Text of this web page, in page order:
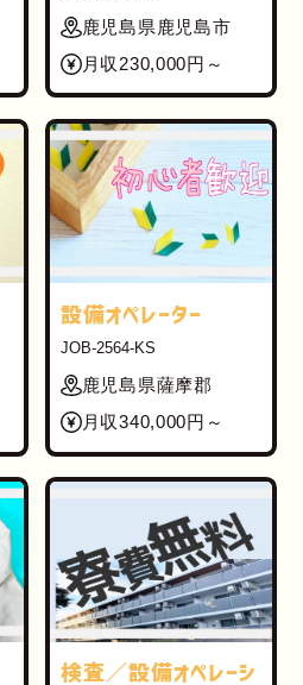
鹿児島県鹿児島市
月収230,000円～
設備オペレーター
JOB-2564-KS
鹿児島県薩摩郡
月収340,000円～
検査／設備オペレーシ